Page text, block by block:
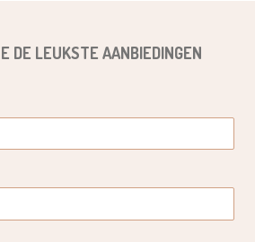
DE LEUKSTE AANBIEDINGEN